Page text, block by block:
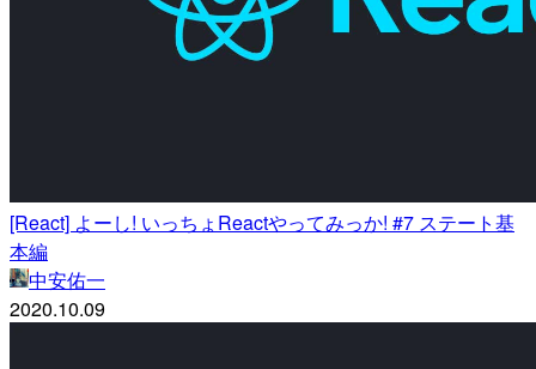
[React] よーし! いっちょReactやってみっか! #7 ステート基
本編
中安佑一
2020.10.09